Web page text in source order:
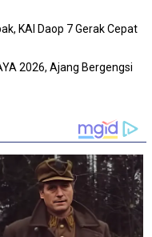
KAI Daop 7 Gerak Cepat
2026, Ajang Bergengsi